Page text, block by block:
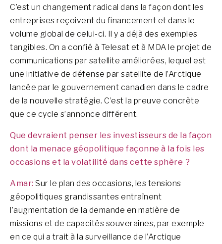
C’est un changement radical dans la façon dont les
entreprises reçoivent du financement et dans le
volume global de celui-ci. Il y a déjà des exemples
tangibles. On a confié à Telesat et à MDA le projet de
communications par satellite améliorées, lequel est
une initiative de défense par satellite de l’Arctique
lancée par le gouvernement canadien dans le cadre
de la nouvelle stratégie. C’est la preuve concrète
que ce cycle s’annonce différent.
Que devraient penser les investisseurs de la façon
dont la menace géopolitique façonne à la fois les
occasions et la volatilité dans cette sphère ?
Amar: Sur le plan des occasions, les tensions
géopolitiques grandissantes entraînent
l’augmentation de la demande en matière de
missions et de capacités souveraines, par exemple
en ce qui a trait à la surveillance de l’Arctique